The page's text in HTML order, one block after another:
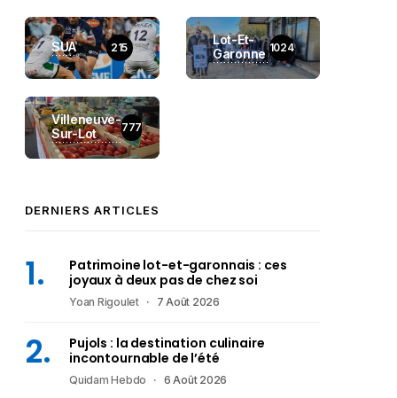
SUA 215
Lot-Et-
Garonne 1024
Villeneuve-
Sur-Lot
777
DERNIERS ARTICLES
Patrimoine lot-et-garonnais : ces
joyaux à deux pas de chez soi
Yoan Rigoulet 7 Août 2026
Pujols : la destination culinaire
incontournable de l’été
Quidam Hebdo 6 Août 2026